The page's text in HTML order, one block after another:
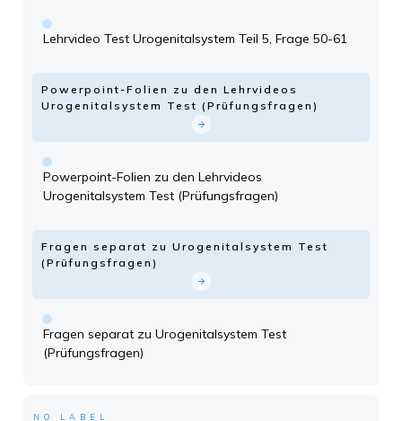
Lehrvideo Test Urogenitalsystem Teil 5, Frage 50-61
Powerpoint-Folien zu den Lehrvideos
Urogenitalsystem Test (Prüfungsfragen)
Powerpoint-Folien zu den Lehrvideos
Urogenitalsystem Test (Prüfungsfragen)
Fragen separat zu Urogenitalsystem Test
(Prüfungsfragen)
Fragen separat zu Urogenitalsystem Test
(Prüfungsfragen)
NO LABEL